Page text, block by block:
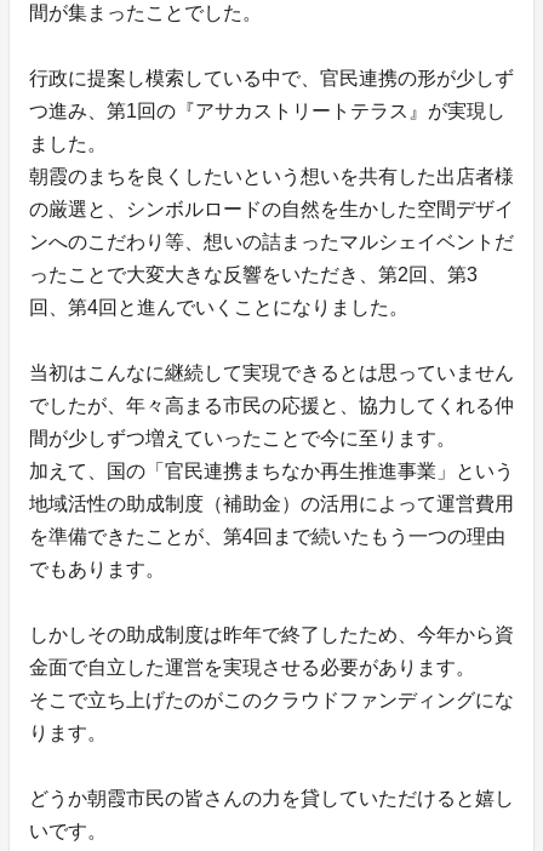
間が集まったことでした。
行政に提案し模索している中で、官民連携の形が少しず
つ進み、第1回の『アサカストリートテラス』が実現し
ました。
朝霞のまちを良くしたいという想いを共有した出店者様
の厳選と、シンボルロードの自然を生かした空間デザイ
ンへのこだわり等、想いの詰まったマルシェイベントだ
ったことで大変大きな反響をいただき、第2回、第3
回、第4回と進んでいくことになりました。
当初はこんなに継続して実現できるとは思っていません
でしたが、年々高まる市民の応援と、協力してくれる仲
間が少しずつ増えていったことで今に至ります。
加えて、国の「官民連携まちなか再生推進事業」という
地域活性の助成制度（補助金）の活用によって運営費用
を準備できたことが、第4回まで続いたもう一つの理由
でもあります。
しかしその助成制度は昨年で終了したため、今年から資
金面で自立した運営を実現させる必要があります。
そこで立ち上げたのがこのクラウドファンディングにな
ります。
どうか朝霞市民の皆さんの力を貸していただけると嬉し
いです。